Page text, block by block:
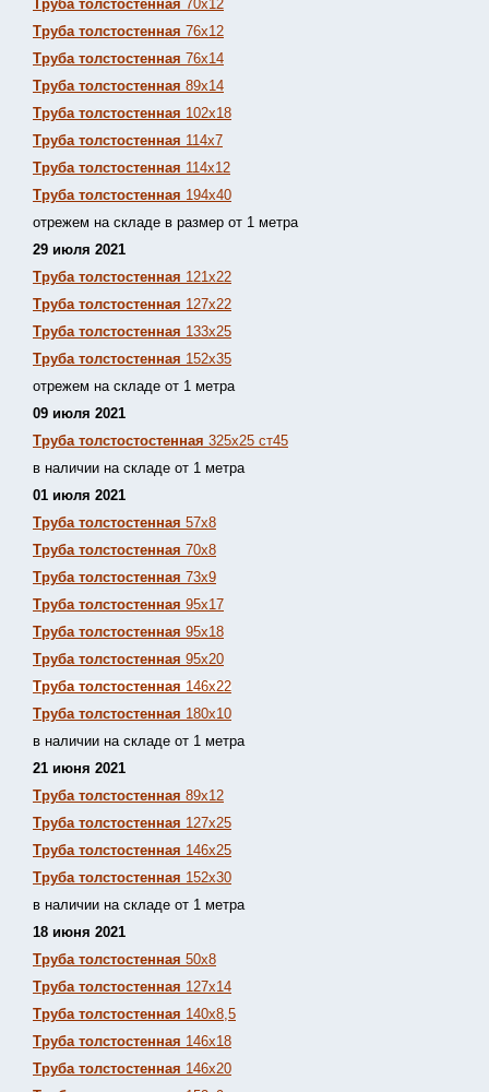
Труба толстостенная 70х12
Труба толстостенная 76х12
Труба толстостенная 76х14
Труба толстостенная 89х14
Труба толстостенная 102х18
Труба толстостенная 114х7
Труба толстостенная 114х12
Труба толстостенная 194х40
отрежем на складе в размер от 1 метра
29 июля 2021
Труба толстостенная 121х22
Труба толстостенная 127х22
Труба толстостенная 133х25
Труба толстостенная 152х35
отрежем на складе от 1 метра
09 июля 2021
Труба толстостостенная 325х25 ст45
в наличии на складе от 1 метра
01 июля 2021
Труба толстостенная 57х8
Труба толстостенная 70х8
Труба толстостенная 73х9
Труба толстостенная 95х17
Труба толстостенная 95х18
Труба толстостенная 95х20
Труба толстостенная 146х22
Труба толстостенная 180х10
в наличии на складе от 1 метра
21 июня 2021
Труба толстостенная 89х12
Труба толстостенная 127х25
Труба толстостенная 146х25
Труба толстостенная 152х30
в наличии на складе от 1 метра
18 июня 2021
Труба толстостенная 50х8
Труба толстостенная 127х14
Труба толстостенная 140х8,5
Труба толстостенная 146х18
Труба толстостенная 146х20